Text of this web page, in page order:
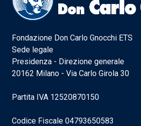
Fondazione Don Carlo Gnocchi ETS
Sede legale
Presidenza - Direzione generale
20162 Milano - Via Carlo Girola 30
Partita IVA 12520870150
Codice Fiscale 04793650583